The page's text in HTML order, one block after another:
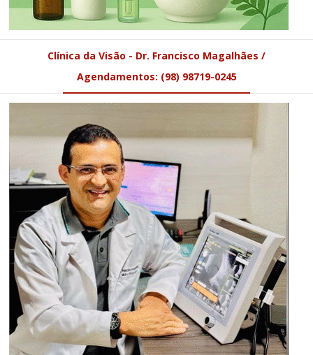
Clínica da Visão - Dr. Francisco Magalhães /
Agendamentos: (98) 98719-0245